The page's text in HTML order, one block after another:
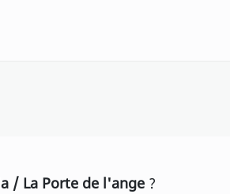
/ La Porte de l'ange ?